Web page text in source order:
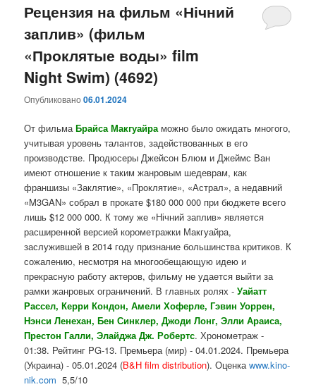
основному
содержимому
дополнительному
содержимому
Рецензия на фильм «Нічний
заплив» (фильм
«Проклятые воды» film
Night Swim) (4692)
Опубликовано06.01.2024
От фильмаБрайса Макгуайра можно было ожидать многого,
учитывая уровень талантов, задействованных в его
производстве. Продюсеры Джейсон Блюм и Джеймс Ван
имеют отношение к таким жанровым шедеврам, как
франшизы «Заклятие», «Проклятие», «Астрал», а недавний
«M3GAN» собрал в прокате $180 000 000 при бюджете всего
лишь $12 000 000. К тому же «Нічний заплив» является
расширенной версией корометражки Макгуайра,
заслужившей в 2014 году признание большинства критиков. К
сожалению, несмотря на многообещающую идею и
прекрасную работу актеров, фильму не удается выйти за
рамки жанровых ограничений. В главных ролях -Уайатт
Рассел, Керри Кондон, Амели Хоферле, Гэвин Уоррен,
Нэнси Ленехан, Бен Синклер, Джоди Лонг, Элли Араиса,
Престон Галли, Элайджа Дж. Робертс. Хронометраж -
01:38. Рейтинг PG-13. Премьера (мир) - 04.01.2024. Премьера
(Украина) - 05.01.2024 (B&H film distribution). Оценкаwww.kino-
nik.com 5,5/10